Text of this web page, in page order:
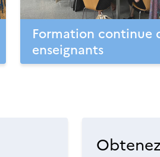
Formation continue
enseignants